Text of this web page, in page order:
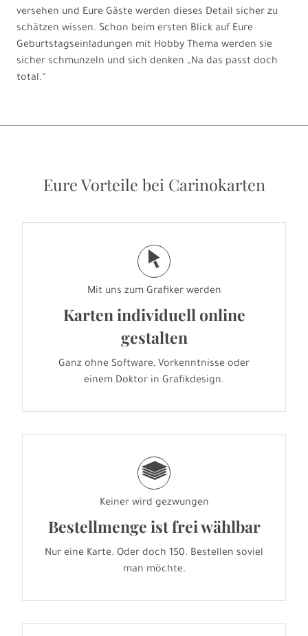
versehen und Eure Gäste werden dieses Detail sicher zu
schätzen wissen. Schon beim ersten Blick auf Eure
Geburtstagseinladungen mit Hobby Thema werden sie
sicher schmunzeln und sich denken „Na das passt doch
total.“
Eure Vorteile bei Carinokarten
j
Mit uns zum Grafiker werden
Karten individuell online
gestalten
Ganz ohne Software, Vorkenntnisse oder
einem Doktor in Grafikdesign.
g
Keiner wird gezwungen
Bestellmenge ist frei wählbar
Nur eine Karte. Oder doch 150. Bestellen soviel
man möchte.